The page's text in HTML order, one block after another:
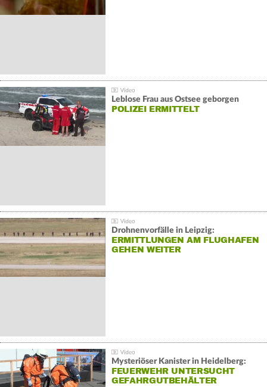
Leblose Frau aus Ostsee geborgen
POLIZEI ERMITTELT
Drohnenvorfälle in Leipzig:
ERMITTLUNGEN AM FLUGHAFEN
GEHEN WEITER
Mysteriöser Kanister in Heidelberg:
FEUERWEHR UNTERSUCHT
GEFAHRGUTBEHÄLTER